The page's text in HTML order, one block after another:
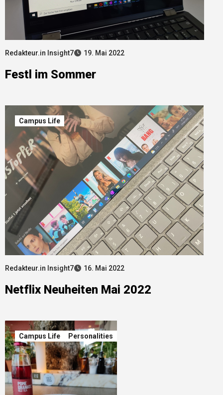
Redakteur.in Insight7 19. Mai 2022
Festl im Sommer
Campus Life
Redakteur.in Insight7 16. Mai 2022
Netflix Neuheiten Mai 2022
Campus Life Personalities